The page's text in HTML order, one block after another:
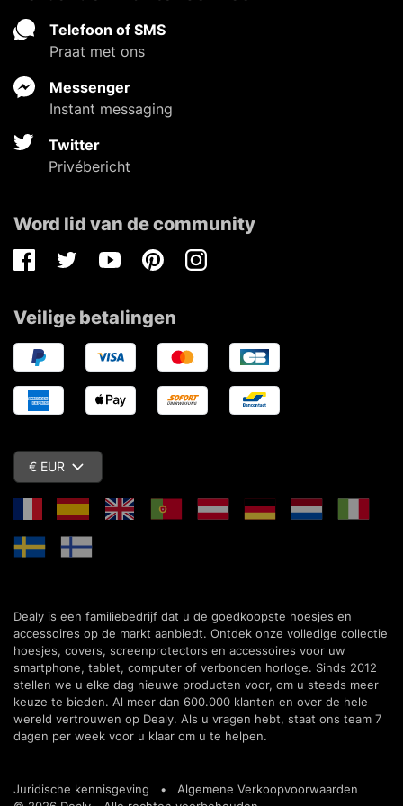
Telefoon of SMS
Praat met ons
Messenger
Instant messaging
Twitter
Privébericht
Word lid van de community
FacebookTwitterYoutubePinterestInstagram
Veilige betalingen
€ EUR
Dealy is een familiebedrijf dat u de goedkoopste hoesjes en
accessoires op de markt aanbiedt. Ontdek onze volledige collectie
hoesjes, covers, screenprotectors en accessoires voor uw
smartphone, tablet, computer of verbonden horloge. Sinds 2012
stellen we u elke dag nieuwe producten voor, om u steeds meer
keuze te bieden. Al meer dan 600.000 klanten en over de hele
wereld vertrouwen op Dealy. Als u vragen hebt, staat ons team 7
dagen per week voor u klaar om u te helpen.
Juridische kennisgeving • Algemene Verkoopvoorwaarden